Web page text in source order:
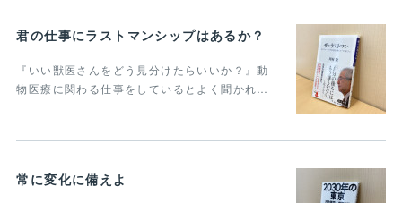
君の仕事にラストマンシップはあるか？
『いい獣医さんをどう見分けたらいいか？』動
物医療に関わる仕事をしているとよく聞かれ…
常に変化に備えよ